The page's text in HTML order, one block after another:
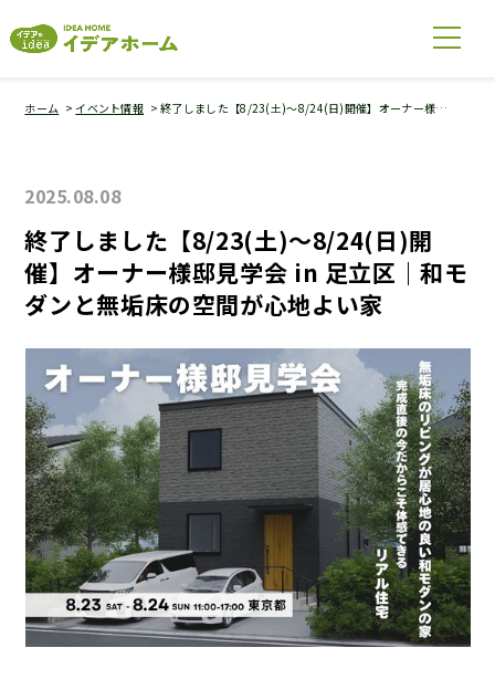
ホーム イベント情報 終了しました【8/23(土)～8/24(日)開催】オーナー様…
2025.08.08
終了しました【8/23(土)～8/24(日)開
催】オーナー様邸見学会 in 足立区｜和モ
ダンと無垢床の空間が心地よい家